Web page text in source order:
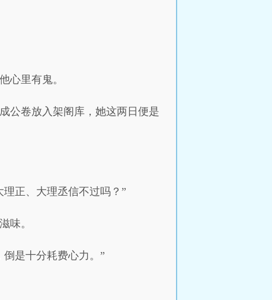
心里有鬼。
公卷放入架阁库，她这两日便是
正、大理丞信不过吗？”
味。
是十分耗费心力。”